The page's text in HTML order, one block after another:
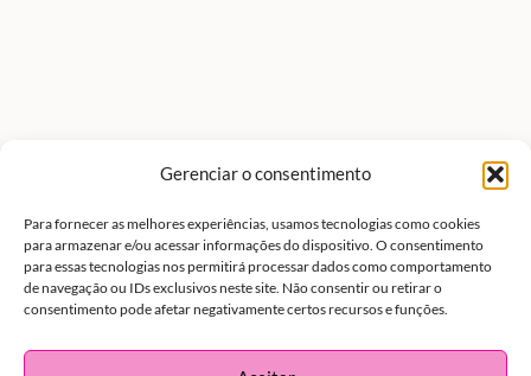
Gerenciar o consentimento
Para fornecer as melhores experiências, usamos tecnologias como cookies
para armazenar e/ou acessar informações do dispositivo. O consentimento
para essas tecnologias nos permitirá processar dados como comportamento
de navegação ou IDs exclusivos neste site. Não consentir ou retirar o
consentimento pode afetar negativamente certos recursos e funções.